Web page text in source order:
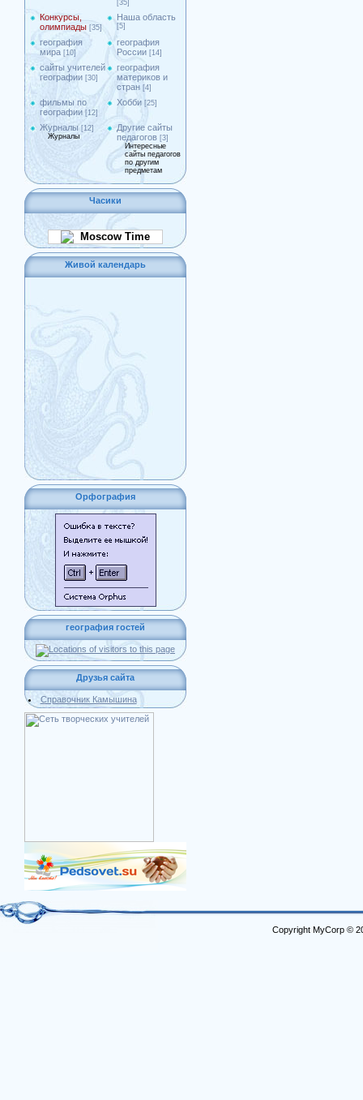
[35]
Конкурсы,
олимпиады [35]
Наша область
[5]
география
мира [10]
география
России [14]
сайты учителей
географии [30]
география
материков и
стран [4]
фильмы по
географии [12]
Хобби [25]
Журналы [12]
Журналы
Другие сайты
педагогов [3]
Интересные
сайты педагогов
по другим
предметам
Часики
Moscow Time
Живой календарь
Орфография
география гостей
Друзья сайта
Справочник Камышина
Copyright MyCorp ©